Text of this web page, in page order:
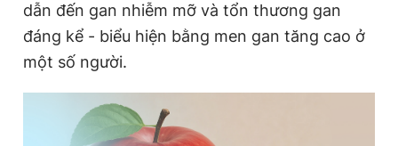
dẫn đến gan nhiễm mỡ và tổn thương gan
đáng kể - biểu hiện bằng men gan tăng cao ở
một số người.